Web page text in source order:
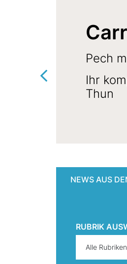
Pech
Ihr
Thun
NEWS AUS
RUBRIK